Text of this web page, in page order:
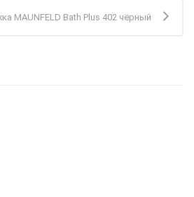
MAUNFELD Bath Plus 402 чёрный